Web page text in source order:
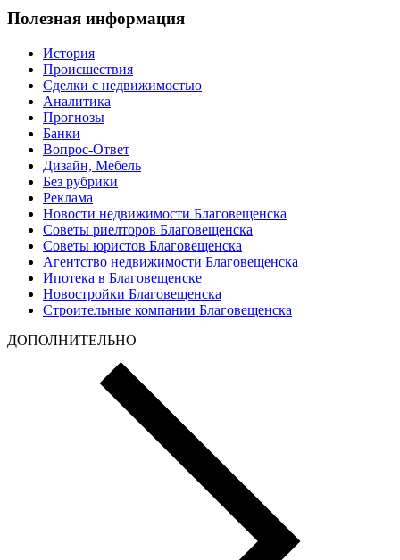
Полезная информация
История
Происшествия
Сделки с недвижимостью
Аналитика
Прогнозы
Банки
Вопрос-Ответ
Дизайн, Мебель
Без рубрики
Реклама
Новости недвижимости Благовещенска
Советы риелторов Благовещенска
Советы юристов Благовещенска
Агентство недвижимости Благовещенска
Ипотека в Благовещенске
Новостройки Благовещенска
Строительные компании Благовещенска
ДОПОЛНИТЕЛЬНО